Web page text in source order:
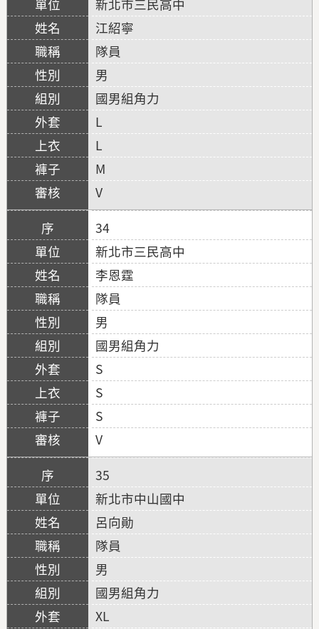
新北市三民高中
江紹寧
隊員
男
國男組角力
L
L
M
V
34
新北市三民高中
李恩霆
隊員
男
國男組角力
S
S
S
V
35
新北市中山國中
呂向勛
隊員
男
國男組角力
XL